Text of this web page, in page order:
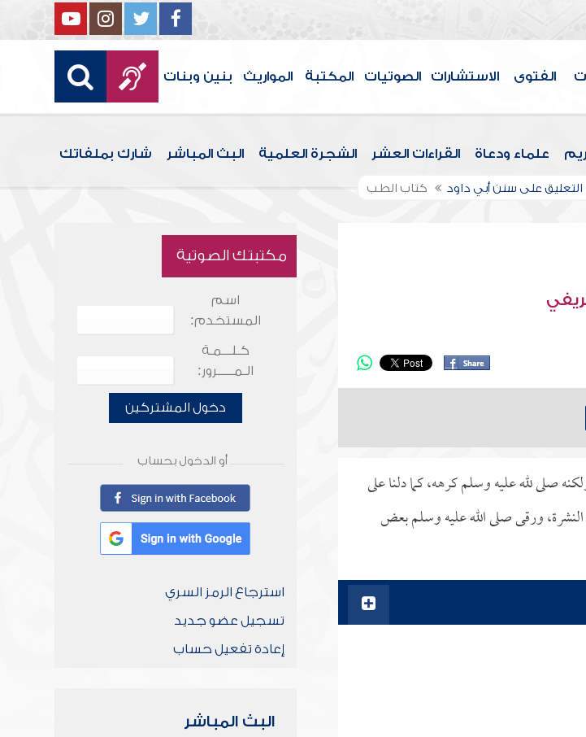
الفتوى الاستشارات الصوتيات المكتبة المواريث بنين وبنات
علماء ودعاة القراءات العشر الشجرة العلمية البث المباشر شارك بملفاتك
التعليق على سنن أبي داود كتاب الطب
صلى لله عليه وسلم كرهه، كما دلنا على
ورقى صلى الله عليه وسلم بعض
مكتبتك الصوتية
اسم
المستخدم:
كـلـــمـة
الـمـــــرور:
دخول المشتركين
أو الدخول بحساب
استرجاع الرمز السري
تسجيل عضو جديد
إعادة تفعيل حساب
البث المباشر